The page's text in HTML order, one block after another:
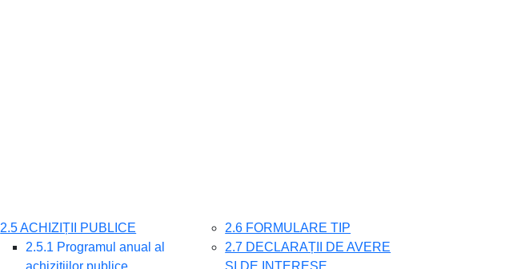
2.5 ACHIZIȚII PUBLICE
2.5.1 Programul anual al
achizițiilor publice
2.6 FORMULARE TIP
2.7 DECLARAȚII DE AVERE
ȘI DE INTERESE